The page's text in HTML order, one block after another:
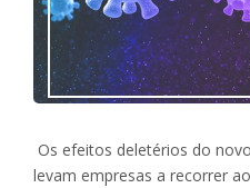
Os efeitos deletérios do
levam empresas a recorrer